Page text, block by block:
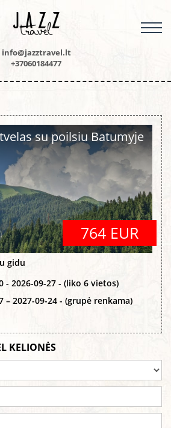
info@jazztravel.lt
+37060184477
su poilsiu Batumyje
764 EUR
gidu
- 2026-09-27 - (liko 6 vietos)
– 2027-09-24 - (grupė renkama)
KELIONĖS